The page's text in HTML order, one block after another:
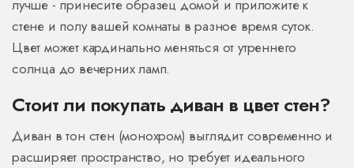
лучше - принесите образец домой и приложите к
стене и полу вашей комнаты в разное время суток.
Цвет может кардинально меняться от утреннего
солнца до вечерних ламп.
Стоит ли покупать диван в цвет стен?
Диван в тон стен (монохром) выглядит современно и
расширяет пространство, но требует идеального